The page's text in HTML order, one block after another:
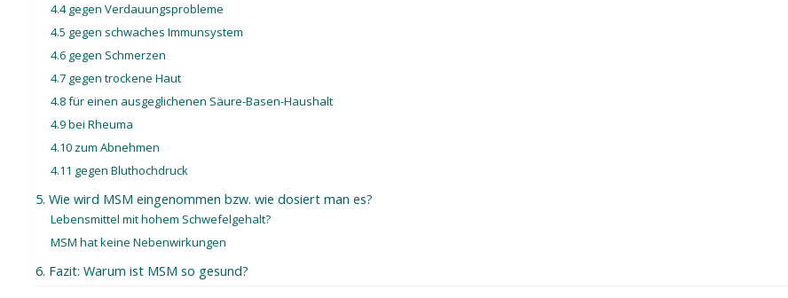
4.4 gegen Verdauungsprobleme
4.5 gegen schwaches Immunsystem
4.6 gegen Schmerzen
4.7 gegen trockene Haut
4.8 für einen ausgeglichenen Säure-Basen-Haushalt
4.9 bei Rheuma
4.10 zum Abnehmen
4.11 gegen Bluthochdruck
5. Wie wird MSM eingenommen bzw. wie dosiert man es?
Lebensmittel mit hohem Schwefelgehalt?
MSM hat keine Nebenwirkungen
6. Fazit: Warum ist MSM so gesund?